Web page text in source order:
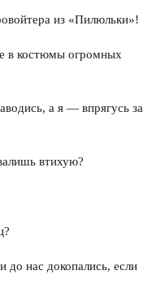
из «Пилюльки»!
в костюмы огромных
а я — впрягусь за
втихую?
нас докопались, если